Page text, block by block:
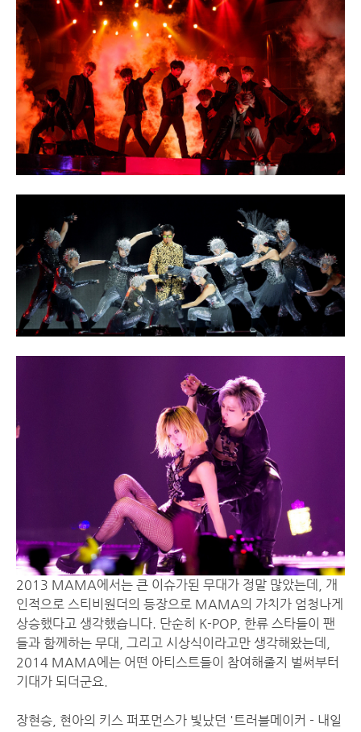
2013 MAMA에서는 큰 이슈가된 무대가 정말 많았는데, 개
인적으로 스티비원더의 등장으로 MAMA의 가치가 엄청나게
상승했다고 생각했습니다. 단순히 K-POP, 한류 스타들이 팬
들과 함께하는 무대, 그리고 시상식이라고만 생각해왔는데,
2014 MAMA에는 어떤 아티스트들이 참여해줄지 벌써부터
기대가 되더군요.
장현승, 현아의 키스 퍼포먼스가 빛났던 '트러블메이커 - 내일